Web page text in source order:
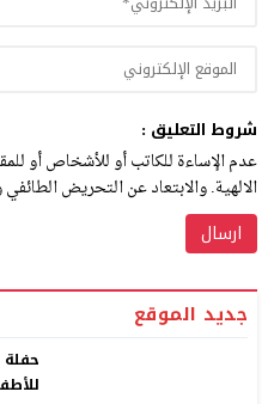
شروط التعليق :
عدم الإساءة للكاتب أو للأشخاص أو
الالهية. والابتعاد عن التحريض
جديد الموقع
حفلة